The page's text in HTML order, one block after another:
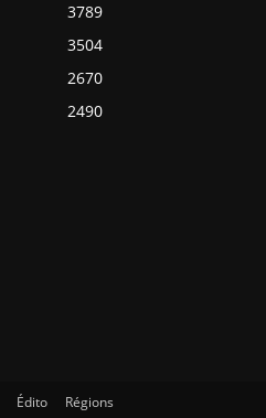
3789
3504
2670
2490
Édito Régions